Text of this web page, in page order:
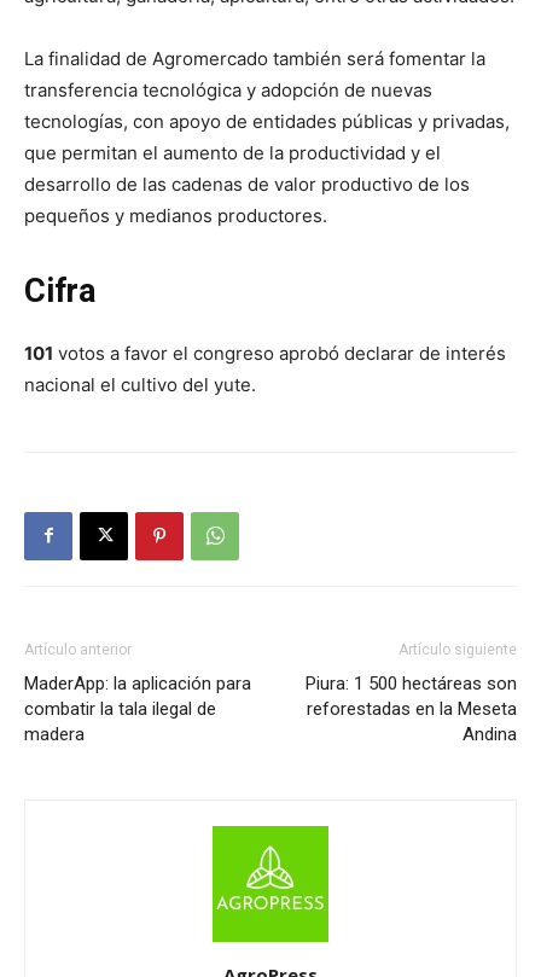
La finalidad de Agromercado también será fomentar la
transferencia tecnológica y adopción de nuevas
tecnologías, con apoyo de entidades públicas y privadas,
que permitan el aumento de la productividad y el
desarrollo de las cadenas de valor productivo de los
pequeños y medianos productores.
Cifra
101 votos a favor el congreso aprobó declarar de interés
nacional el cultivo del yute.
Artículo anterior
MaderApp: la aplicación para
combatir la tala ilegal de
madera
Artículo siguiente
Piura: 1 500 hectáreas son
reforestadas en la Meseta
Andina